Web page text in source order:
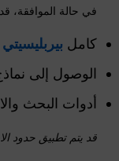
في حالة الموافقة،
كامل
الوصول إلى
أدوات البحث
قد يتم تطبيق حدود